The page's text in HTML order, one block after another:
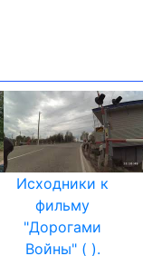
Исходники к
фильму
"Дорогами
Войны" ( ).